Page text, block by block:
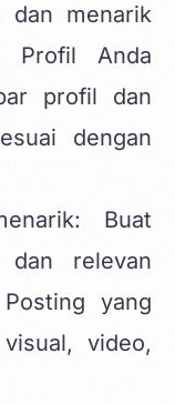
dan menarik
Profil Anda
profil dan
dengan
Buat
dan relevan
yang
video,